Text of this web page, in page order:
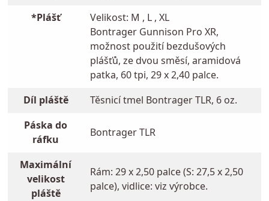
*Plášť
Velikost: M , L , XL
Bontrager Gunnison Pro XR,
možnost použití bezdušových
plášťů, ze dvou směsí, aramidová
patka, 60 tpi, 29 x 2,40 palce.
Díl pláště
Těsnicí tmel Bontrager TLR, 6 oz.
Páska do
ráfku
Bontrager TLR
Maximální
velikost
pláště
Rám: 29 x 2,50 palce (S: 27,5 x 2,50
palce), vidlice: viz výrobce.